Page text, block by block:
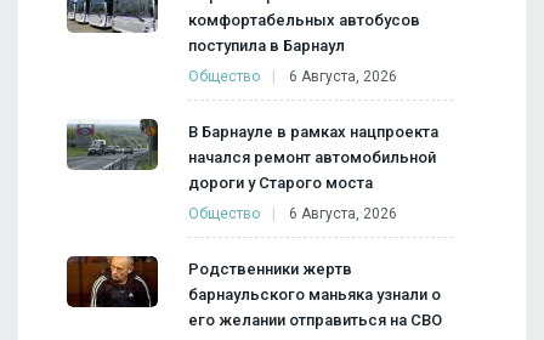
комфортабельных автобусов
поступила в Барнаул
Общество 6 Августа, 2026
В Барнауле в рамках нацпроекта
начался ремонт автомобильной
дороги у Старого моста
Общество 6 Августа, 2026
Родственники жертв
барнаульского маньяка узнали о
его желании отправиться на СВО